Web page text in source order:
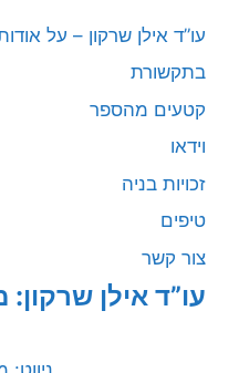
עו”ד אילן שרקון – על
בתקשורת
קטעים מהספר
וידאו
זכויות בניה
טיפים
צור קשר
עו”ד אילן